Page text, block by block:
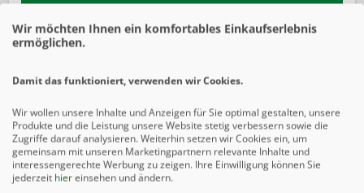
In denWarenkorb
Preise inkl. gesetzlicher MwSt.
Merken
Beschreibung
Unser modulares Gabionensystem vereint Funktionalität,
Ästhetik und maximale Flexibilität. Dank...mehr
Wir möchten Ihnen ein komfortables Einkaufserlebnis
ermöglichen.
Damit das funktioniert, verwenden wir Cookies.
Wir wollen unsere Inhalte und Anzeigen für Sie optimal gestalten, unsere
Produkte und die Leistung unsere Website stetig verbessern sowie die
Zugriffe darauf analysieren. Weiterhin setzen wir Cookies ein, um
gemeinsam mit unseren Marketingpartnern relevante Inhalte und
interessengerechte Werbung zu zeigen. Ihre Einwilligung können Sie
jederzeit hiereinsehen und ändern.